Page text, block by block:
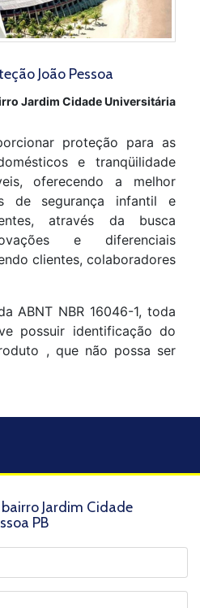
João Pessoa
Jardim Cidade Universitária
proteção para as
e tranqüilidade
oferecendo a melhor
de segurança infantil e
através da busca
e diferenciais
clientes, colaboradores
ABNT NBR 16046-1, toda
possuir identificação do
, que não possa ser
Jardim Cidade
PB